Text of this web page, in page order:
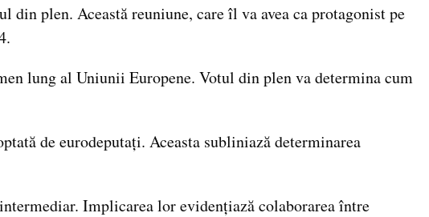
plen. Această reuniune, care îl va avea ca protagonist pe
lung al Uniunii Europene. Votul din plen va determina cum
de eurodeputați. Aceasta subliniază determinarea
Implicarea lor evidențiază colaborarea între